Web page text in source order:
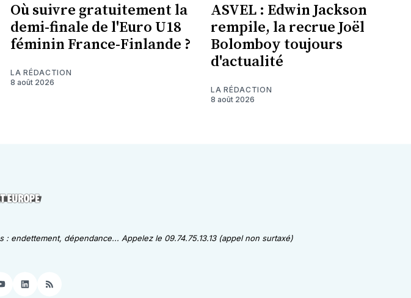
Où suivre gratuitement la
demi-finale de l'Euro U18
féminin France-Finlande ?
LA RÉDACTION
8 août 2026
ASVEL : Edwin Jackson
rempile, la recrue Joël
Bolomboy toujours
d'actualité
LA RÉDACTION
8 août 2026
endettement, dépendance... Appelez le 09.74.75.13.13 (appel non surtaxé)
YouTube
LinkedIn
RSS